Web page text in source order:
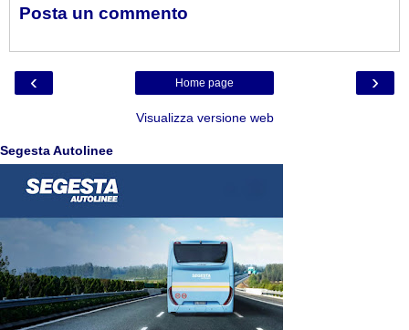
Posta un commento
‹ ›
Home page
Visualizza versione web
Segesta Autolinee